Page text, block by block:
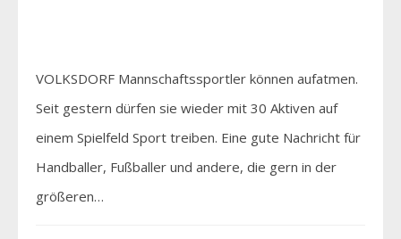
VOLKSDORF Mannschaftssportler können aufatmen.
Seit gestern dürfen sie wieder mit 30 Aktiven auf
einem Spielfeld Sport treiben. Eine gute Nachricht für
Handballer, Fußballer und andere, die gern in der
größeren…